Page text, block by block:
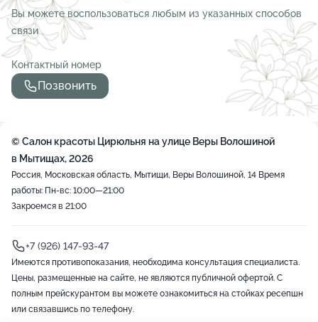
Вы можете воспользоваться любым из указанных способов
связи
Контактный номер
Позвонить
© Салон красоты Цирюльня на улице Веры Волошиной
в Мытищах, 2026
Россия, Московская область, Мытищи, Веры Волошиной, 14 Время
работы: Пн-вс: 10:00—21:00
Закроемся в 21:00
+7 (926) 147-93-47
Имеются противопоказания, необходима консультация специалиста.
Цены, размещенные на сайте, не являются публичной офертой. С
полным прейскурантом вы можете ознакомиться на стойках ресепшн
или связавшись по телефону.